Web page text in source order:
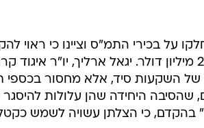
על בכירי התמ"ס וציינו כי ראוי
בהיקף של 200 מיליון דולר. יגאל ארליך,
של השקעות סיד, אלא מחסור
שהסיבה היחידה שהן עלולות
בהקדם, כי הצלתן עשויה לשמש